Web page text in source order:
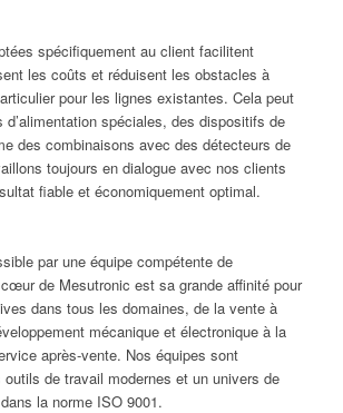
spécifiquement au client facilitent
les coûts et réduisent les obstacles à
pour les lignes existantes. Cela peut
d’alimentation spéciales, des dispositifs de
des combinaisons avec des détecteurs de
toujours en dialogue avec nos clients
fiable et économiquement optimal.
par une équipe compétente de
de Mesutronic est sa grande affinité pour
dans tous les domaines, de la vente à
mécanique et électronique à la
après-vente. Nos équipes sont
de travail modernes et un univers de
la norme ISO 9001.